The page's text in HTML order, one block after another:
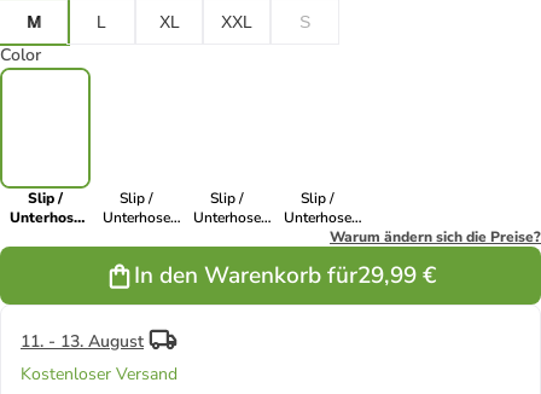
M
L XL XXL S
Color
Slip /
Unterhose
Slip /
Unterhose
Slip /
Unterhose
Slip /
Unterhose
Basic in NavyWarum ändern sich die Preise?
In den Warenkorb für29,99 €
11. - 13. August
Kostenloser Versand